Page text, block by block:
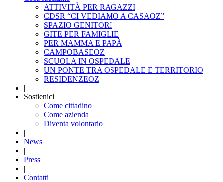
ATTIVITÀ PER RAGAZZI
CDSR “CI VEDIAMO A CASAOZ”
SPAZIO GENITORI
GITE PER FAMIGLIE
PER MAMMA E PAPÀ
CAMPOBASEOZ
SCUOLA IN OSPEDALE
UN PONTE TRA OSPEDALE E TERRITORIO
RESIDENZEOZ
|
Sostienici
Come cittadino
Come azienda
Diventa volontario
|
News
|
Press
|
Contatti